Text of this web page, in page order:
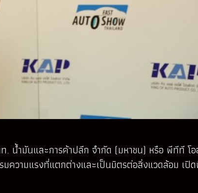
น้ำมันและการค้าปลีก จำกัด (มหาชน) หรือ พีทีที โอ
วามแรงที่แตกต่างและเป็นมิตรต่อสิ่งแวดล้อม เปิด